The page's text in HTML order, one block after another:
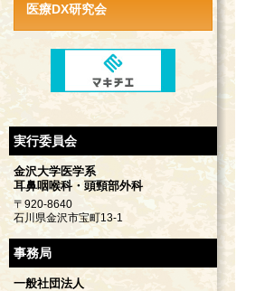
医療DX研究会
実行委員会
金沢大学医学系
耳鼻咽喉科・頭頸部外科
〒920-8640
石川県金沢市宝町13-1
事務局
一般社団法人